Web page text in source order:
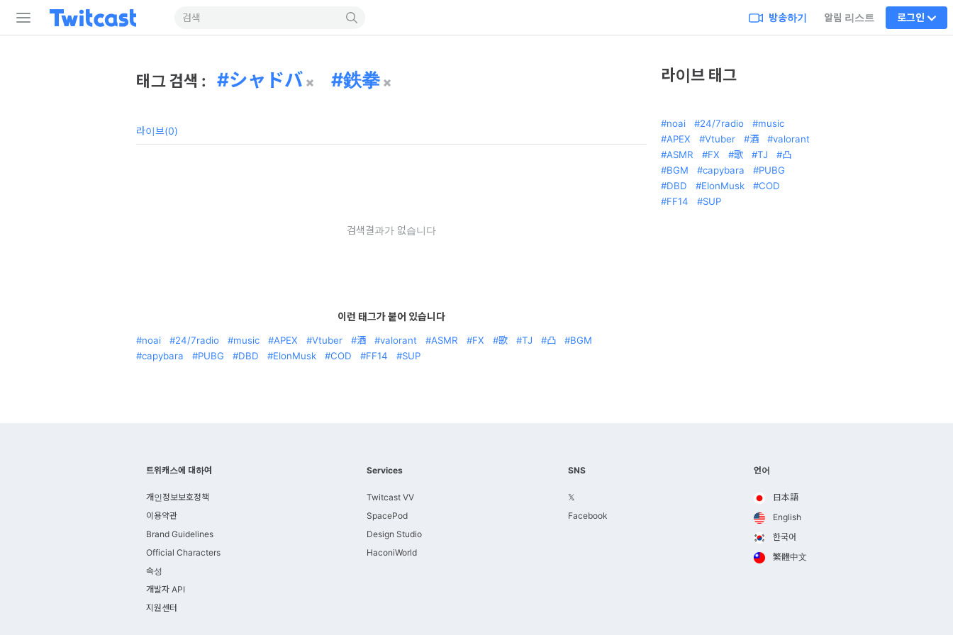
방송하기 알림 리스트 로그인
태그 검색 : シャドバ 鉄拳
라이브(0)
검색결과가 없습니다
이런 태그가 붙어 있습니다
noai 24/7radio music APEX Vtuber 酒 valorant ASMR FX 歌 TJ 凸
BGM
capybara
PUBG DBD ElonMusk COD FF14 SUP
라이브 태그
noai 24/7radio
music
APEX
Vtuber 酒
valorant
ASMR
FX 歌 TJ
凸
BGM
capybara
PUBG
DBD
ElonMusk
COD
FF14
SUP
트위캐스에 대하여
개인정보보호정책
이용약관
Brand Guidelines
Official Characters
속성
개발자 API
지원센터
Services
Twitcast VV
SpacePod
Design Studio
HaconiWorld
SNS
𝕏
Facebook
언어
日本語
English
한국어
繁體中文